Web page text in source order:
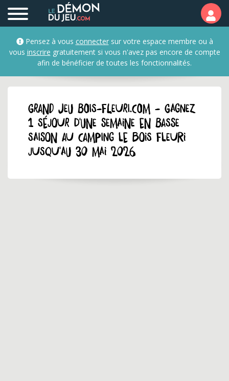
Pensez à vous connectersur votre espace membre ou à
vous inscrire gratuitement si vous n'avez pas encore de compte
afin de bénéficier de toutes les fonctionnalités.
GRAND JEU bois-fleuri.com - Gagnez
1 séjour d'une semaine en basse
saison au camping Le Bois Fleuri
jusqu'au 30 mai 2026